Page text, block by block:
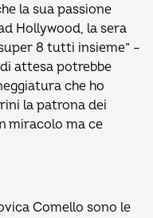
la sua passione
Hollywood, la sera
8 tutti insieme” –
attesa potrebbe
che ho
la patrona dei
miracolo ma ce
Comello sono le